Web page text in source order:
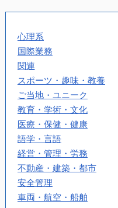
心理系
国際業務
関連
スポーツ・趣味・教養
ご当地・ユニーク
教育・学術・文化
医療・保健・健康
語学・言語
経営・管理・労務
不動産・建築・都市
安全管理
車両・航空・船舶